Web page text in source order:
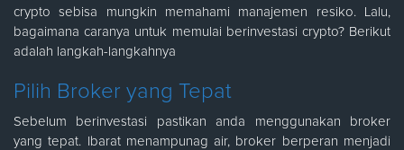
crypto sebisa mungkin memahami manajemen resiko. Lalu,
bagaimana caranya untuk memulai berinvestasi crypto? Berikut
adalah langkah-langkahnya
Pilih Broker yang Tepat
Sebelum berinvestasi pastikan anda menggunakan broker
yang tepat. Ibarat menampunag air, broker berperan menjadi